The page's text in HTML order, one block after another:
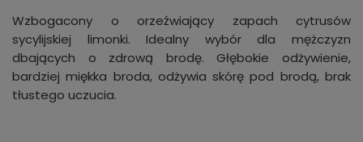
Wzbogacony o orzeźwiający zapach cytrusów
sycylijskiej limonki. Idealny wybór dla mężczyzn
dbających o zdrową brodę. Głębokie odżywienie,
bardziej miękka broda, odżywia skórę pod brodą, brak
tłustego uczucia.